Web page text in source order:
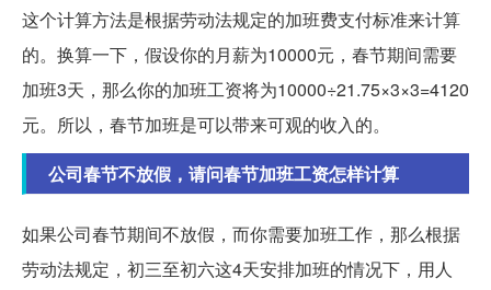
这个计算方法是根据劳动法规定的加班费支付标准来计算
的。换算一下，假设你的月薪为10000元，春节期间需要
加班3天，那么你的加班工资将为10000÷21.75×3×3=4120
元。所以，春节加班是可以带来可观的收入的。
公司春节不放假，请问春节加班工资怎样计算
如果公司春节期间不放假，而你需要加班工作，那么根据
劳动法规定，初三至初六这4天安排加班的情况下，用人